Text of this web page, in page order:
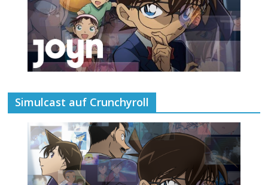
Simulcast auf Crunchyroll